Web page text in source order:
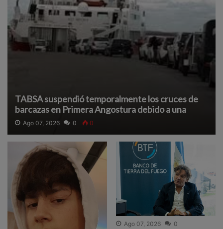
TABSA suspendió temporalmente los cruces de
barcazas en Primera Angostura debido a una
densa neblina que reduce la visibilidad y afecta la
navegación segura.
Ago 07, 2026 0 0
Ago 07, 2026 0